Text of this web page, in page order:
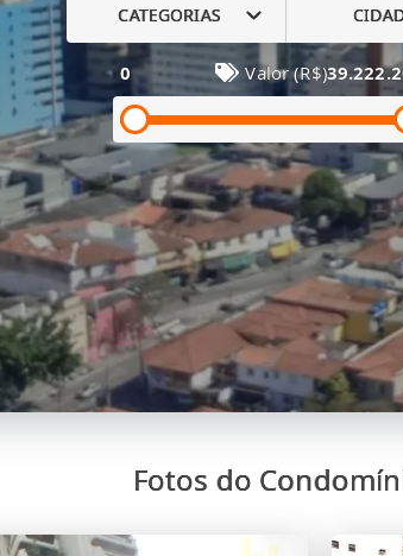
CATEGORIAS
0 Valor (R$)
Fotos do